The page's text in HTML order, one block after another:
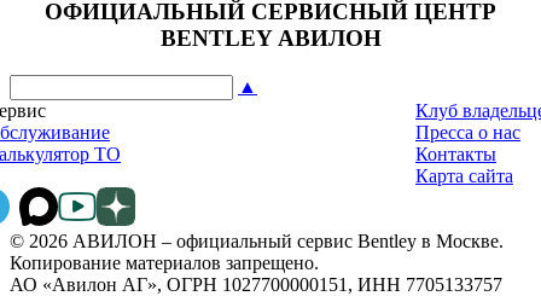
ОФИЦИАЛЬНЫЙ СЕРВИСНЫЙ ЦЕНТР
BENTLEY АВИЛОН
▲
ТО
Клуб
Пресса о нас
Контакты
Карта сайта
© 2026 АВИЛОН – официальный сервис Bentley в Москве.
Копирование материалов запрещено.
АО «Авилон АГ», ОГРН 1027700000151, ИНН 7705133757